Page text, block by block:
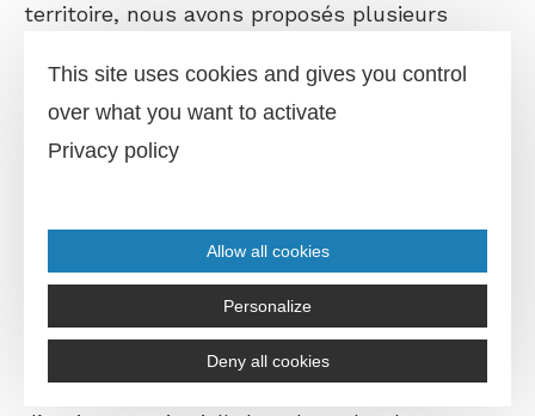
territoire, nous avons proposés plusieurs
Le bassin versant du Jaoul, sur lequel un
PAT a été mis en œuvre de 2016 à 2020 dans
d’eau et de préservation d’espèces
patrimoniales (moules perlières et écrevisses
Le bassin versant de la Nauze et du
Congorbes qui fait l’objet d’un PAT (Plan
This site uses cookies and gives you control
over what you want to activate
Privacy policy
Allow all cookies
Personalize
Deny all cookies